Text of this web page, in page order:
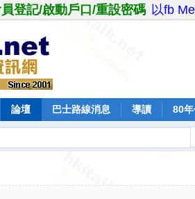
登記/啟動戶口/重設密碼 以fb
論壇 巴士路線消息 導讀 80